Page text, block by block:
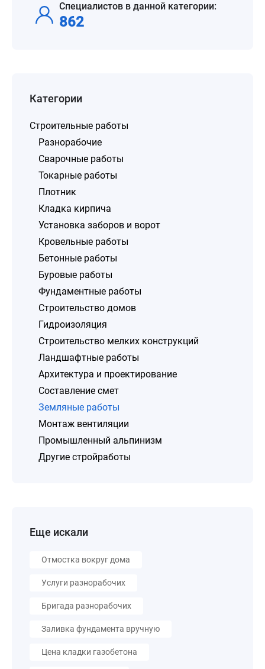
Специалистов в данной категории:
862
Категории
Строительные работы
Разнорабочие
Сварочные работы
Токарные работы
Плотник
Кладка кирпича
Установка заборов и ворот
Кровельные работы
Бетонные работы
Буровые работы
Фундаментные работы
Строительство домов
Гидроизоляция
Строительство мелких конструкций
Ландшафтные работы
Архитектура и проектирование
Составление смет
Земляные работы
Монтаж вентиляции
Промышленный альпинизм
Другие стройработы
Еще искали
Отмостка вокруг дома
Услуги разнорабочих
Бригада разнорабочих
Заливка фундамента вручную
Цена кладки газобетона